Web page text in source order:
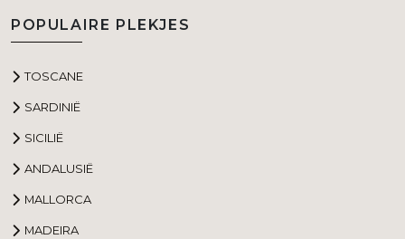
POPULAIRE PLEKJES
TOSCANE
SARDINIË
SICILIË
ANDALUSIË
MALLORCA
MADEIRA